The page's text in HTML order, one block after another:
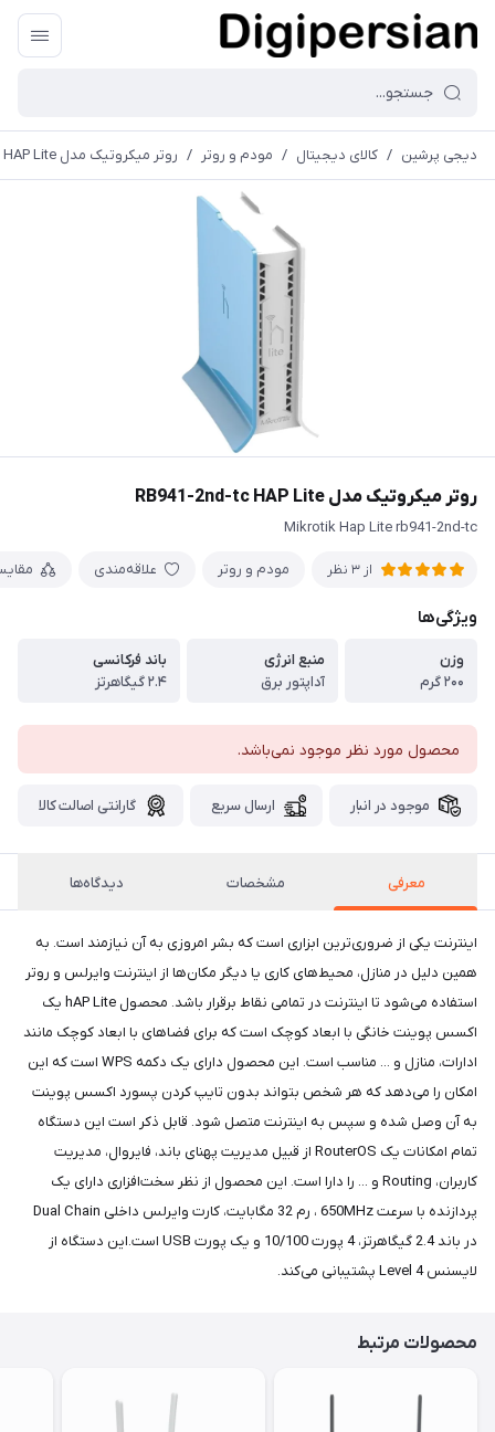
دیجی پرشین / کالای دیجیتال / مودم و روتر / روتر میکروتیک مدل RB941-2nd-tc HAP Lite
روتر میکروتیک مدل RB941-2nd-tc HAP Lite
Mikrotik Hap Lite rb941-2nd-tc
از 3 نظر مودم و روتر علاقه‌مندی
ویژگی‌ها
وزن
۲۰۰ گرم
منبع انرژی
آداپتور برق
باند فرکانسی
۲.۴ گیگاهرتز
محصول مورد نظر موجود نمی‌باشد.
موجود در انبار ارسال سریع گارانتی اصالت کالا
معرفی مشخصات دیدگاه‌ها
اینترنت یکی از ضروری‌ترین ابزاری است که بشر امروزی به آن نیازمند است. به
همین دلیل در منازل، محیط‌های کاری یا دیگر مکان‌ها از اینترنت وایرلس و روتر
استفاده می‌شود تا اینترنت در تمامی نقاط برقرار باشد. محصول hAP Lite یک
اکسس پوینت خانگی با ابعاد کوچک است که برای فضاهای با ابعاد کوچک مانند
ادارات، منازل و ... مناسب است. این محصول دارای یک دکمه WPS است که این
امکان را می‌دهد که هر شخص بتواند بدون تایپ کردن پسورد اکسس پوینت
به آن وصل شده و سپس به اینترنت متصل شود. قابل ذکر است این دستگاه
تمام امکانات یک RouterOS از قبیل مدیریت پهنای باند، فایروال، مدیریت
کاربران، Routing و ... را دارا است. این محصول از نظر سخت‌افزاری دارای یک
پردازنده با سرعت 650MHz ، رم 32 مگابایت، کارت وایرلس داخلی Dual Chain
در باند 2.4 گیگاهرتز، 4 پورت 10/100 و یک پورت USB است.این دستگاه از
لایسنس Level 4 پشتیبانی می‌کند.
محصولات مرتبط